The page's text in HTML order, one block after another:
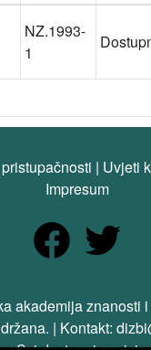
NZ.1993-
1
| Uvjeti
Impresum
akademija znanosti i
| Kontakt: